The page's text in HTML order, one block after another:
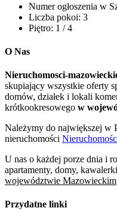
Numer ogłoszenia w
Liczba pokoi: 3
Piętro: 1 / 4
O Nas
Nieruchomosci-
skupiający wszystkie oferty
domów, działek i lokali
krótkookresowego w
Należymy do największej w
nieruchomości
U nas o każdej porze dnia i
apartamenty, domy,
województwie Mazowieckim
Przydatne linki